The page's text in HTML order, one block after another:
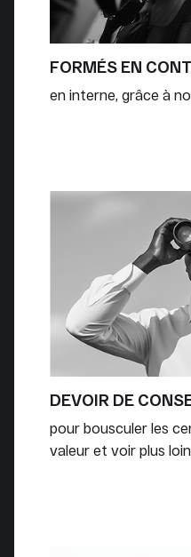
FORMÉS EN
en interne, grâce à
DEVOIR DE
pour bousculer les
valeur et voir plus loin.